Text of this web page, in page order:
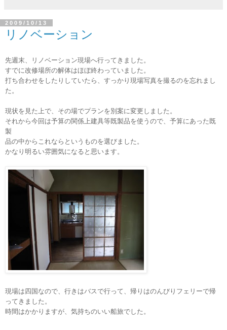
2009/10/13
リノベーション
先週末、リノベーション現場へ行ってきました。
すでに改修場所の解体はほぼ終わっていました。
打ち合わせをしたりしていたら、すっかり現場写真を撮るのを忘れまし
た。
現状を見た上で、その場でプランを別案に変更しました。
それから今回は予算の関係上建具等既製品を使うので、予算にあった既
製
品の中からこれならというものを選びました。
かなり明るい雰囲気になると思います。
現場は四国なので、行きはバスで行って、帰りはのんびりフェリーで帰
ってきました。
時間はかかりますが、気持ちのいい船旅でした。